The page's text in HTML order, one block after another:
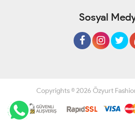
Sosyal
Copyrights © 2026 Özyurt